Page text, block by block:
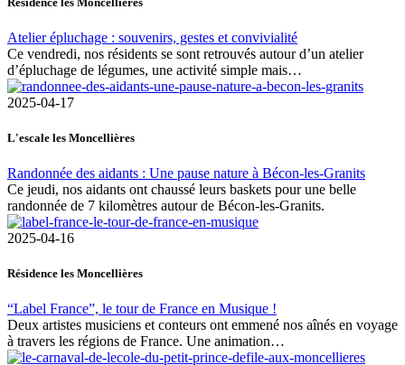
Atelier épluchage : souvenirs, gestes et convivialité
Ce vendredi, nos résidents se sont retrouvés autour d’un atelier
d’épluchage de légumes, une activité simple mais…
2025-04-17
L'escale les Moncellières
Randonnée des aidants : Une pause nature à Bécon-les-Granits
Ce jeudi, nos aidants ont chaussé leurs baskets pour une belle
randonnée de 7 kilomètres autour de Bécon-les-Granits.
2025-04-16
Résidence les Moncellières
“Label France”, le tour de France en Musique !
Deux artistes musiciens et conteurs ont emmené nos aînés en voyage
à travers les régions de France. Une animation…